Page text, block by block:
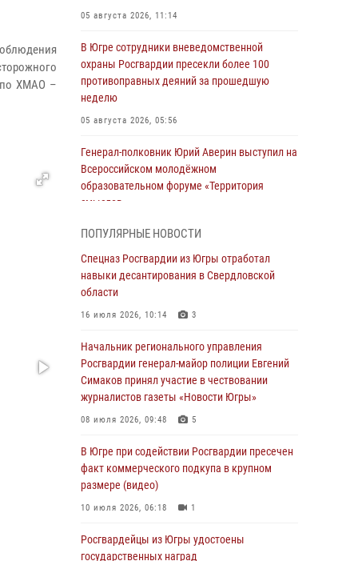
по ХМАО –
05 августа 2026, 11:14
В Югре сотрудники вневедомственной
охраны Росгвардии пресекли более 100
противоправных деяний за прошедшую
неделю
05 августа 2026, 05:56
Генерал-полковник Юрий Аверин выступил на
Всероссийском молодёжном
образовательном форуме «Территория
смыслов»
Ключевые события Росгвардии: итоги
недели с 27 июля по 2 августа (видео)
04 августа 2026, 09:54
от нападения дикой лисы в Алтайском крае
04 августа 2026, 06:17 1
Росгвардия обеспечила безопасность
открытия Всероссийских соревнований
ВДВ в столице Югры
03 августа 2026, 09:21 1
Росгвардия противодействует БПЛА ВСУ на
03 августа 2026, 05:29 2
ПОПУЛЯРНЫЕ НОВОСТИ
Спецназ Росгвардии из Югры отработал
навыки десантирования в Свердловской
области
16 июля 2026, 10:14 3
Начальник регионального управления
Росгвардии генерал-майор полиции Евгений
Симаков принял участие в чествовании
журналистов газеты «Новости Югры»
08 июля 2026, 09:48 5
В Югре при содействии Росгвардии пресечен
факт коммерческого подкупа в крупном
размере (видео)
10 июля 2026, 06:18 1
Росгвардейцы из Югры удостоены
государственных наград